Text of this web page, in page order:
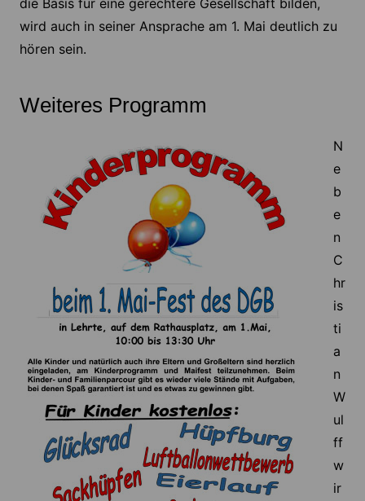
wird auch in seiner Ansprache am 1. Mai deutlich zu
hören sein.
Weiteres Programm
N
e
b
e
n
C
hr
is
ti
a
n
W
ul
ff
w
ir